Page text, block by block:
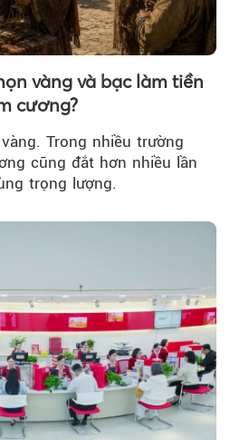
vàng và bạc làm tiền
cương?
Trong nhiều trường
cũng đắt hơn nhiều lần
trọng lượng.